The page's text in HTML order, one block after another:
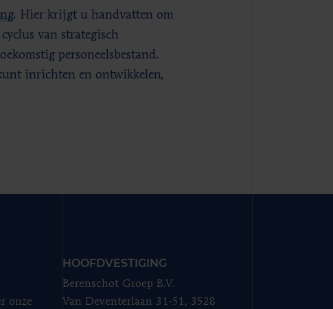
. Hier krijgt u handvatten om
van strategisch
personeelsbestand.
inrichten en ontwikkelen,
onze
HOOFDVESTIGING
Berenschot Groep B.V.
Van Deventerlaan 31-51, 3528